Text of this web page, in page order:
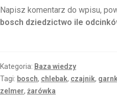
Napisz komentarz do wpisu,
bosch dziedzictwo ile
Kategoria: Baza wiedzy
Tagi: bosch, chlebak, czajnik,
zelmer, żarówka